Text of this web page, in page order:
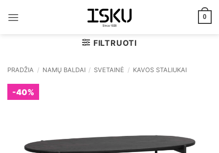
0
FILTRUOTI
PRADŽIA / NAMŲ BALDAI / SVETAINĖ / KAVOS STALIUKAI
-40%